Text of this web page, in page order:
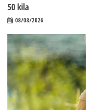
50 kila
08/08/2026